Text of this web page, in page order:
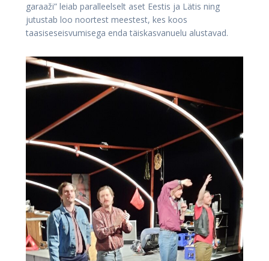
garaaži” leiab paralleelselt aset Eestis ja Lätis ning
jutustab loo noortest meestest, kes koos
taasiseseisvumisega enda täiskasvanuelu alustavad.